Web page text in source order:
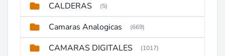
CALDERAS (5)
Camaras Analogicas (669)
CAMARAS DIGITALES (1017)